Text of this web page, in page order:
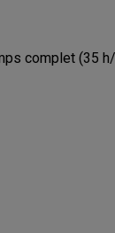
complet (35